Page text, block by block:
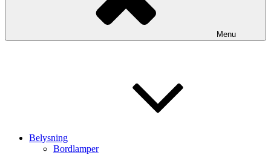
Menu
Belysning
Bordlamper